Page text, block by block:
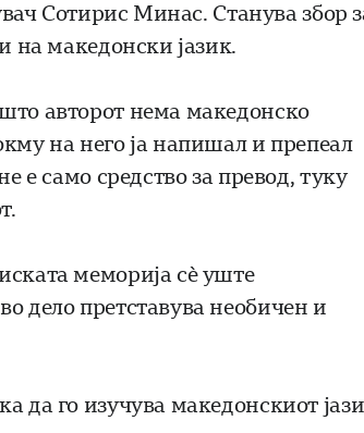
Сотирис Минас. Станува збор
на македонски јазик.
авторот нема македонско
на него ја напишал и препеал
е само средство за превод, туку
меморија сè уште
дело претставува необичен и
да го изучува македонскиот